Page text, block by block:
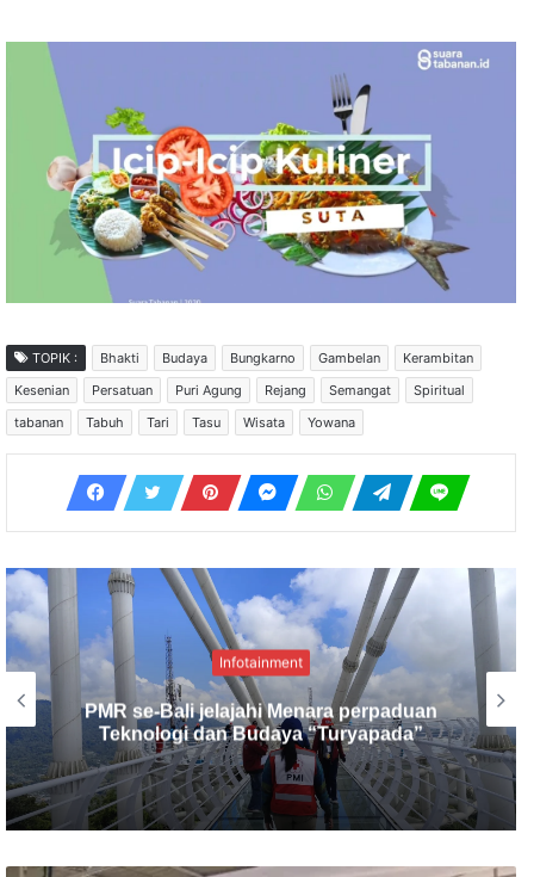
TOPIK : Bhakti Budaya Bungkarno Gambelan
Kerambitan
Kesenian
Persatuan Puri Agung Rejang Semangat
Spiritual
tabanan
Tabuh Tari Tasu Wisata Yowana
Seni & Budaya
Hangatkan Danau Buyan, Nanoe Biroe
beri kejutan di Panggung Jumbara V PMI
Provinsi Bali